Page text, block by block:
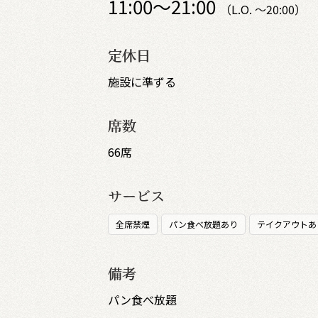
11:00～21:00 （L.O. ～20:00）
定休日
施設に準ずる
席数
66席
サービス
全席禁煙 パン食べ放題あり テイクアウト
備考
パン食べ放題